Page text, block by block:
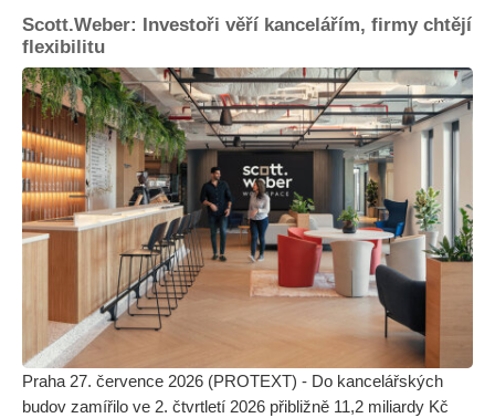
Scott.Weber: Investoři věří kancelářím, firmy chtějí
flexibilitu
Praha 27. července 2026 (PROTEXT) - Do kancelářských
budov zamířilo ve 2. čtvrtletí 2026 přibližně 11,2 miliardy Kč